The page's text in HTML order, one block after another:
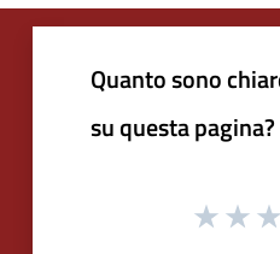
Quanto sono
su questa pagina?